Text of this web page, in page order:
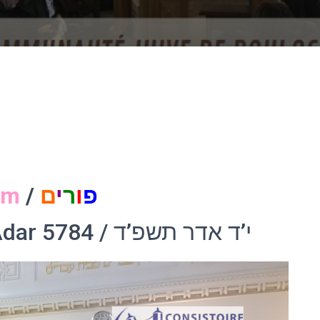
m / פורים
24 mars 2024 – 14 Adar 5784 / י’ד אדר תשפ’ד